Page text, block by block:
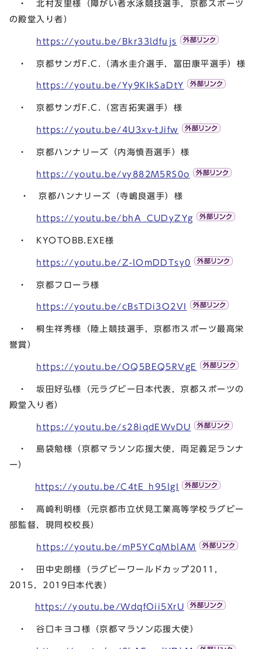
・ 北村友里様（障がい者水泳競技選手，京都スポーツ
の殿堂入り者）
https://youtu.be/Bkr33ldfujs
・ 京都サンガF.C.（清水圭介選手，冨田康平選手）様
https://youtu.be/Yy9KIkSaDtY
・ 京都サンガF.C.（宮吉拓実選手）様
https://youtu.be/4U3xv-tJifw
・ 京都ハンナリーズ（内海慎吾選手）様
https://youtu.be/vy882M5RS0o
・ 京都ハンナリーズ（寺嶋良選手）様
https://youtu.be/bhA_CUDyZYg
・ KYOTOBB.EXE様
https://youtu.be/Z-lOmDDTsy0
・ 京都フローラ様
https://youtu.be/cBsTDi3O2VI
・ 桐生祥秀様（陸上競技選手，京都市スポーツ最高栄
誉賞）
https://youtu.be/OQ5BEQ5RVgE
・ 坂田好弘様（元ラグビー日本代表，京都スポーツの
殿堂入り者）
https://youtu.be/s28iqdEWvDU
・ 島袋勉様（京都マラソン応援大使，両足義足ランナ
ー）
https://youtu.be/C4tE_h95lgI
・ 高崎利明様（元京都市立伏見工業高等学校ラグビー
部監督，現同校校長）
https://youtu.be/mP5YCqMblAM
・ 田中史朗様（ラグビーワールドカップ2011，
2015，2019日本代表）
https://youtu.be/WdqfOii5XrU
・ 谷口キヨコ様（京都マラソン応援大使）